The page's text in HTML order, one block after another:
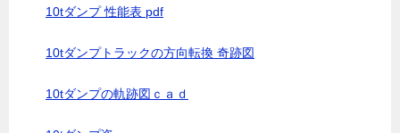
10tダンプ 性能表 pdf
10tダンプトラックの方向転換 奇跡図
10tダンプの軌跡図ｃａｄ